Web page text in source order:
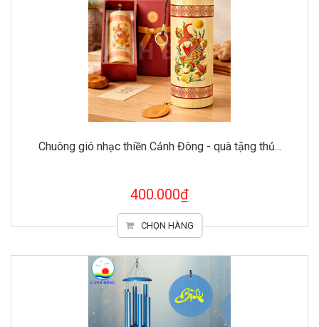
Chuông gió nhạc thiền Cảnh Đông - quà tặng thủ...
400.000₫
CHỌN HÀNG